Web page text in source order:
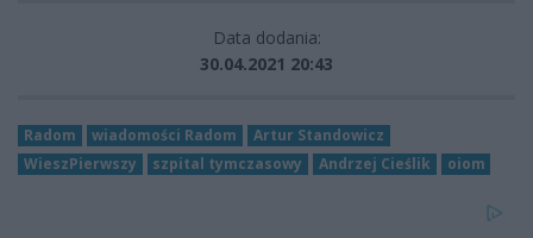
Data dodania:
30.04.2021 20:43
Radom wiadomości Radom
Artur Standowicz
WieszPierwszy
szpital tymczasowy Andrzej Cieślik oiom